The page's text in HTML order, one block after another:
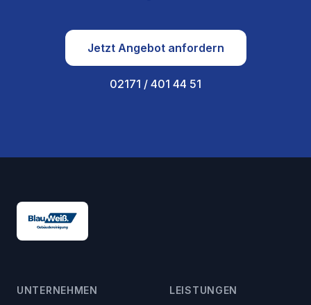
Jetzt Angebot anfordern
02171 / 401 44 51
UNTERNEHMEN LEISTUNGEN